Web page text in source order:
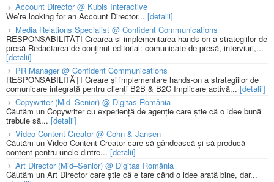
Account Director @ Kubis Interactive
We’re looking for an Account Director... [detalii]
Media Relations Specialist @ Confident Communications
RESPONSABILITĂȚI Crearea și implementarea hands-on a strategiilor de
presă Redactarea de conținut editorial: comunicate de presă, interviuri,...
[detalii]
PR Manager @ Confident Communications
RESPONSABILITĂȚI Creare și implementare hands-on a strategiilor de
comunicare integrată pentru clienți B2B & B2C Implicare activă... [detalii]
Copywriter (Mid–Senior) @ Digitas România
Căutăm un Copywriter cu experiență de agenție care știe că o idee bună
trebuie să... [detalii]
Video Content Creator @ Cohn & Jansen
Căutăm un Video Content Creator care să gândească și să producă
content pentru unele dintre... [detalii]
Art Director (Mid–Senior) @ Digitas România
Căutăm un Art Director care știe că e tare când o idee arată bine, dar...